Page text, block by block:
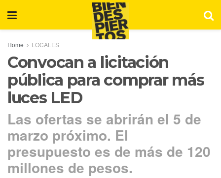
Home LOCALES
Convocan a licitación
pública para comprar más
luces LED
Las ofertas se abrirán el 5 de
marzo próximo. El
presupuesto es de más de 120
millones de pesos.